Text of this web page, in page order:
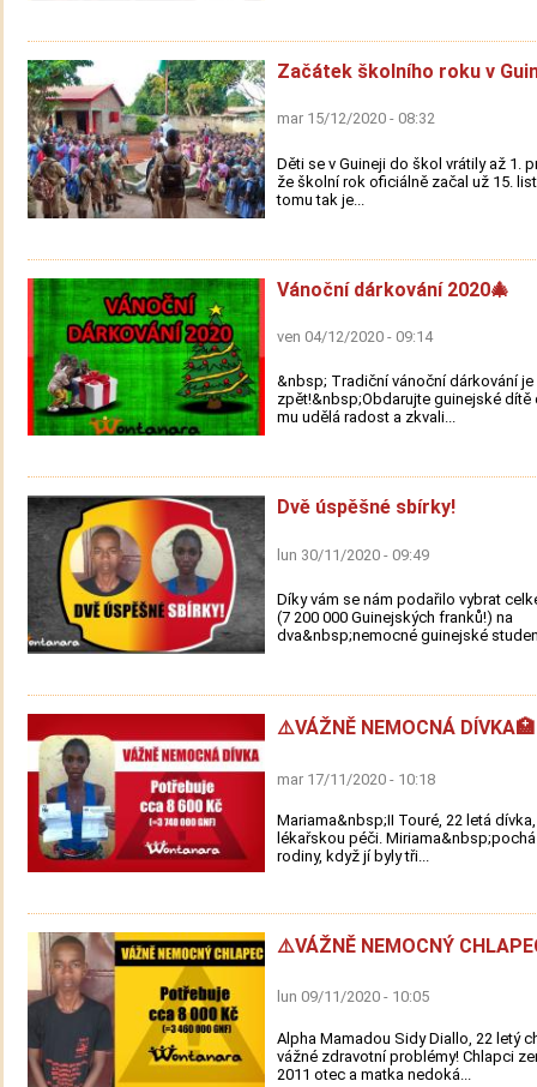
Začátek školního roku v
mar 15/12/2020 - 08:32
Děti se v Guineji do škol vrátily až 1.
že školní rok oficiálně začal už 15.
tomu tak je...
Vánoční dárkování 2020🎄
ven 04/12/2020 - 09:14
&nbsp; Tradiční vánoční dárkování
zpět!&nbsp;Obdarujte guinejské dítě
mu udělá radost a zkvali...
Dvě úspěšné sbírky!
lun 30/11/2020 - 09:49
Díky vám se nám podařilo vybrat
(7 200 000 Guinejských franků!) na
dva&nbsp;nemocné guinejské
⚠️VÁŽNĚ NEMOCNÁ DÍVKA🏥
mar 17/11/2020 - 10:18
Mariama&nbsp;II Touré, 22 letá
lékařskou péči.
rodiny, když jí byly tři...
⚠️VÁŽNĚ NEMOCNÝ
lun 09/11/2020 - 10:05
Alpha Mamadou Sidy Diallo, 22 letý
vážné zdravotní problémy! Chlapci
2011 otec a matka nedoká...